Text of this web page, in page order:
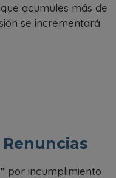
acumules más de
se incrementará
por incumplimiento